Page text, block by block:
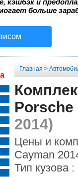
кэшбэк и
больше
Главная >
Porsche
2014)
Цены и
Cayman
Тип кузова :